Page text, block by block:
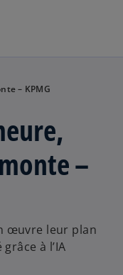
– KPMG
–
œuvre leur plan
à l’IA